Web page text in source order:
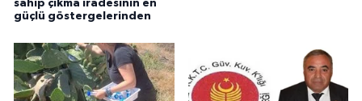
sahip çıkma iradesinin en
güçlü göstergelerinden